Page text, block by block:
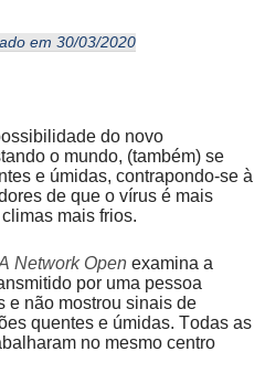
em 30/03/2020
do novo
o mundo, (também) se
e úmidas, contrapondo-se à
de que o vírus é mais
mais frios.
Network Open examina a
por uma pessoa
e não mostrou sinais de
quentes e úmidas. Todas as
no mesmo centro